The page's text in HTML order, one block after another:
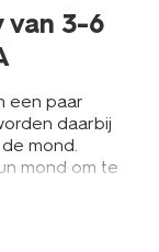
van 3-6
een paar
daarbij
mond.
mond om te
lekker